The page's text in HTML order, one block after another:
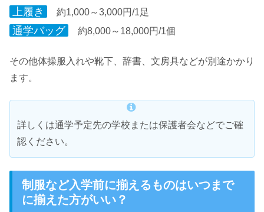
上履き 約1,000～3,000円/1足
通学バッグ 約8,000～18,000円/1個
その他体操服入れや靴下、辞書、文房具などが別途かかり
ます。
詳しくは通学予定先の学校または保護者会などでご確
認ください。
制服など入学前に揃えるものはいつまで
に揃えた方がいい？